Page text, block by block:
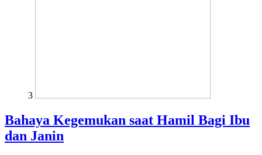
3
Bahaya Kegemukan saat Hamil Bagi Ibu
dan Janin